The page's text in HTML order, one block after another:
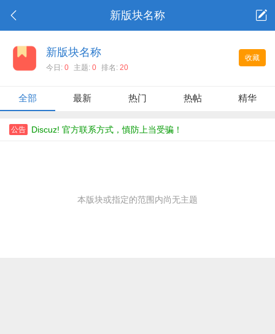
新版块名称
收藏
新版块名称
今日: 0 主题: 0 排名: 20
全部 最新 热门 热帖 精华
公告 Discuz! 官方联系方式，慎防上当受骗！
本版块或指定的范围内尚无主题